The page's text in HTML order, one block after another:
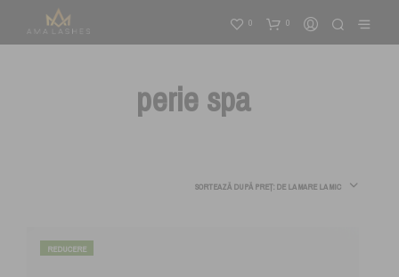
0 0
perie spa
SORTEAZĂ DUPĂ PREȚ: DE LA MARE LA MIC
REDUCERE